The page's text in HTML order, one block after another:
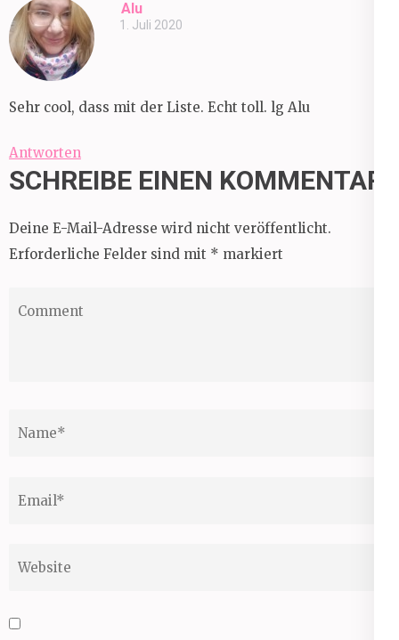
Alu
1. Juli 2020
Sehr cool, dass mit der Liste. Echt toll. lg Alu
Antworten
SCHREIBE EINEN KOMMENTAR
Deine E-Mail-Adresse wird nicht veröffentlicht.
Erforderliche Felder sind mit * markiert